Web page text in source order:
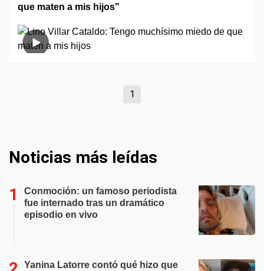
que maten a mis hijos"
1
Noticias más leídas
Conmoción: un famoso periodista
fue internado tras un dramático
episodio en vivo
Yanina Latorre contó qué hizo que